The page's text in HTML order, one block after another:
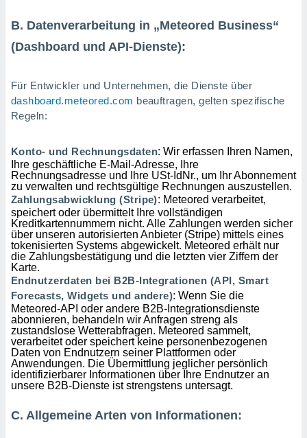
B. Datenverarbeitung in „Meteored Business“
(Dashboard und API-Dienste):
Für Entwickler und Unternehmen, die Dienste über
dashboard.meteored.com beauftragen, gelten spezifische
Regeln:
Konto- und Rechnungsdaten: Wir erfassen Ihren Namen,
Ihre geschäftliche E-Mail-Adresse, Ihre
Rechnungsadresse und Ihre USt-IdNr., um Ihr Abonnement
zu verwalten und rechtsgültige Rechnungen auszustellen.
Zahlungsabwicklung (Stripe): Meteored verarbeitet,
speichert oder übermittelt Ihre vollständigen
Kreditkartennummern nicht. Alle Zahlungen werden sicher
über unseren autorisierten Anbieter (Stripe) mittels eines
tokenisierten Systems abgewickelt. Meteored erhält nur
die Zahlungsbestätigung und die letzten vier Ziffern der
Karte.
Endnutzerdaten bei B2B-Integrationen (API, Smart
Forecasts, Widgets und andere): Wenn Sie die
Meteored-API oder andere B2B-Integrationsdienste
abonnieren, behandeln wir Anfragen streng als
zustandslose Wetterabfragen. Meteored sammelt,
verarbeitet oder speichert keine personenbezogenen
Daten von Endnutzern seiner Plattformen oder
Anwendungen. Die Übermittlung jeglicher persönlich
identifizierbarer Informationen über Ihre Endnutzer an
unsere B2B-Dienste ist strengstens untersagt.
C. Allgemeine Arten von Informationen: